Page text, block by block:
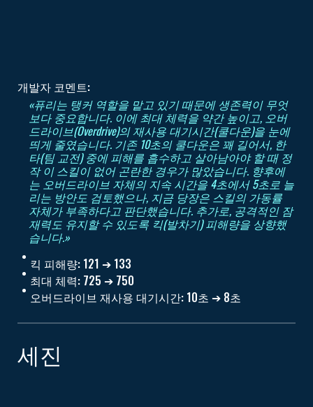
개발자 코멘트:
«퓨리는 탱커 역할을 맡고 있기 때문에 생존력이 무엇
보다 중요합니다. 이에 최대 체력을 약간 높이고, 오버
드라이브(Overdrive)의 재사용 대기시간(쿨다운)을 눈에
띄게 줄였습니다. 기존 10초의 쿨다운은 꽤 길어서, 한
타(팀 교전) 중에 피해를 흡수하고 살아남아야 할 때 정
작 이 스킬이 없어 곤란한 경우가 많았습니다. 향후에
는 오버드라이브 자체의 지속 시간을 4초에서 5초로 늘
리는 방안도 검토했으나, 지금 당장은 스킬의 가동률
자체가 부족하다고 판단했습니다. 추가로, 공격적인 잠
재력도 유지할 수 있도록 킥(발차기) 피해량을 상향했
습니다.»
킥 피해량: 121 ➔ 133
최대 체력: 725 ➔ 750
오버드라이브 재사용 대기시간: 10초 ➔ 8초
세진